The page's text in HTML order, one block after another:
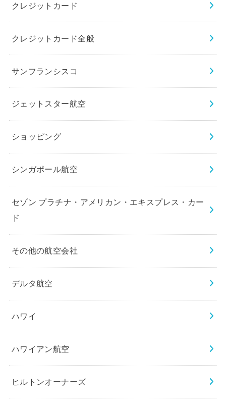
クレジットカード
クレジットカード全般
サンフランシスコ
ジェットスター航空
ショッピング
シンガポール航空
セゾン プラチナ・アメリカン・エキスプレス・カー
ド
その他の航空会社
デルタ航空
ハワイ
ハワイアン航空
ヒルトンオーナーズ